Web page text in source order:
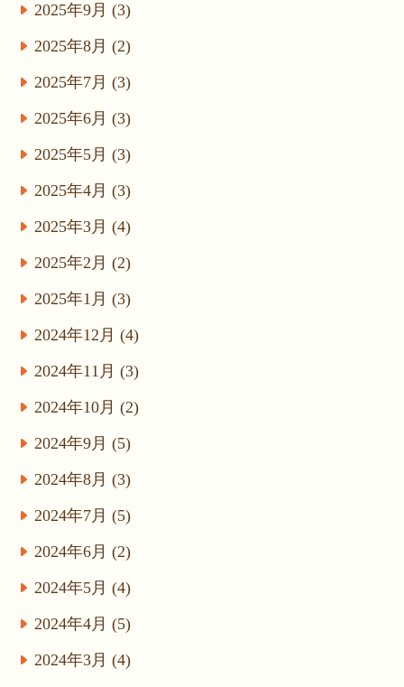
2025年9月 (3)
2025年8月 (2)
2025年7月 (3)
2025年6月 (3)
2025年5月 (3)
2025年4月 (3)
2025年3月 (4)
2025年2月 (2)
2025年1月 (3)
2024年12月 (4)
2024年11月 (3)
2024年10月 (2)
2024年9月 (5)
2024年8月 (3)
2024年7月 (5)
2024年6月 (2)
2024年5月 (4)
2024年4月 (5)
2024年3月 (4)